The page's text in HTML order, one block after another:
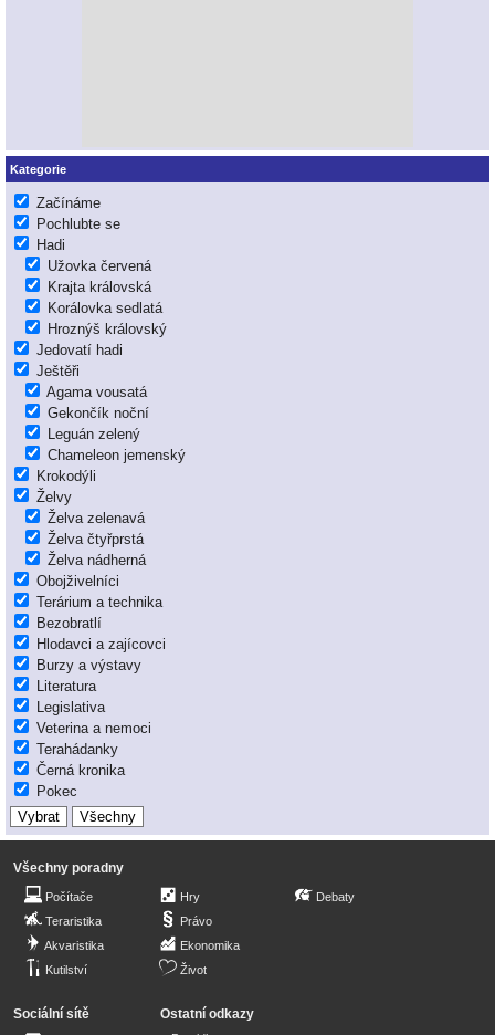
Kategorie
Začínáme
Pochlubte se
Hadi
Užovka červená
Krajta královská
Korálovka sedlatá
Hroznýš královský
Jedovatí hadi
Ještěři
Agama vousatá
Gekončík noční
Leguán zelený
Chameleon jemenský
Krokodýli
Želvy
Želva zelenavá
Želva čtyřprstá
Želva nádherná
Obojživelníci
Terárium a technika
Bezobratlí
Hlodavci a zajícovci
Burzy a výstavy
Literatura
Legislativa
Veterina a nemoci
Terahádanky
Černá kronika
Pokec
Všechny poradny
Počítače
Teraristika
Akvaristika
Kutilství
Hry
Právo
Ekonomika
Život
Debaty
Sociální sítě Ostatní odkazy